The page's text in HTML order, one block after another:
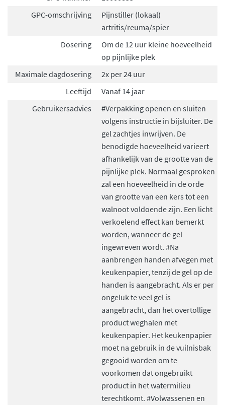
GPC-omschrijving
Pijnstiller (lokaal)
artritis/reuma/spier
Dosering
Om de 12 uur kleine hoeveelheid
op pijnlijke plek
Maximale dagdosering
2x per 24 uur
Leeftijd
Vanaf 14 jaar
Gebruikersadvies
#Verpakking openen en sluiten
volgens instructie in bijsluiter. De
gel zachtjes inwrijven. De
benodigde hoeveelheid varieert
afhankelijk van de grootte van de
pijnlijke plek. Normaal gesproken
zal een hoeveelheid in de orde
van grootte van een kers tot een
walnoot voldoende zijn. Een licht
verkoelend effect kan bemerkt
worden, wanneer de gel
ingewreven wordt. #Na
aanbrengen handen afvegen met
keukenpapier, tenzij de gel op de
handen is aangebracht. Als er per
ongeluk te veel gel is
aangebracht, dan het overtollige
product weghalen met
keukenpapier. Het keukenpapier
moet na gebruik in de vuilnisbak
gegooid worden om te
voorkomen dat ongebruikt
product in het watermilieu
terechtkomt. #Volwassenen en